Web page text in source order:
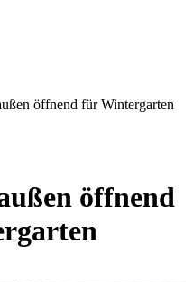
öffnend für Wintergarten
öffnend